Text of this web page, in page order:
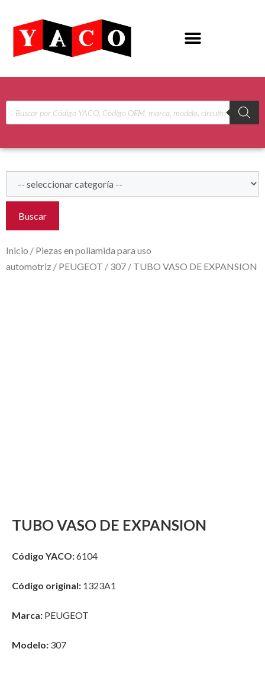
Buscar
Inicio / Piezas en poliamida para uso
automotriz / PEUGEOT / 307 / TUBO VASO DE EXPANSION
TUBO VASO DE EXPANSION
Código YACO:6104
Código original: 1323A1
Marca: PEUGEOT
Modelo: 307